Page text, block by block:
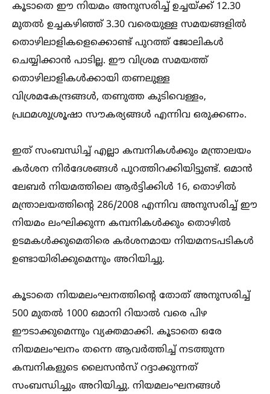
കൂടാതെ ഈ നിയമം അനുസരിച്ച്‌ ഉച്ചയ്ക്ക് 12.30
മുതല്‍ ഉച്ചകഴിഞ്ഞ് 3.30 വരെയുള്ള സമയങ്ങളില്‍
തൊഴിലാളികളെക്കൊണ്ട് പുറത്ത് ജോലികള്‍
ചെയ്യിക്കാൻ പാടില്ല. ഈ വിശ്രമ സമയത്ത്
തൊഴിലാളികള്‍ക്കായി തണലുള്ള
വിശ്രമകേന്ദ്രങ്ങള്‍, തണുത്ത കുടിവെള്ളം,
പ്രഥമശുശ്രൂഷാ സൗകര്യങ്ങള്‍ എന്നിവ ഒരുക്കണം.
ഇത് സംബന്ധിച്ച്‌ എല്ലാ കമ്പനികള്‍ക്കും മന്ത്രാലയം
കർശന നിർദേശങ്ങള്‍ പുറത്തിറക്കിയിട്ടുണ്ട്. ഒമാൻ
ലേബർ നിയമത്തിലെ ആർട്ടിക്കിള്‍ 16, തൊഴില്‍
മന്ത്രാലയത്തിന്റെ 286/2008 എന്നിവ അനുസരിച്ച്‌ ഈ
നിയമം ലംഘിക്കുന്ന കമ്പനികള്‍ക്കും തൊഴില്‍
ഉടമകള്‍ക്കുമെതിരെ കർശനമായ നിയമനടപടികള്‍
ഉണ്ടായിരിക്കുമെന്നും അറിയിച്ചു.
കൂടാതെ നിയമലംഘനത്തിന്റെ തോത് അനുസരിച്ച്‌
500 മുതല്‍ 1000 ഒമാനി റിയാല്‍ വരെ പിഴ
ഈടാക്കുമെന്നും വ്യക്തമാക്കി. കൂടാതെ ഒരേ
നിയമലംഘനം തന്നെ ആവർത്തിച്ച്‌ നടത്തുന്ന
കമ്പനികളുടെ ലൈസൻസ് റദ്ദാക്കുന്നത്
സംബന്ധിച്ചും അറിയിച്ചു. നിയമലംഘനങ്ങള്‍